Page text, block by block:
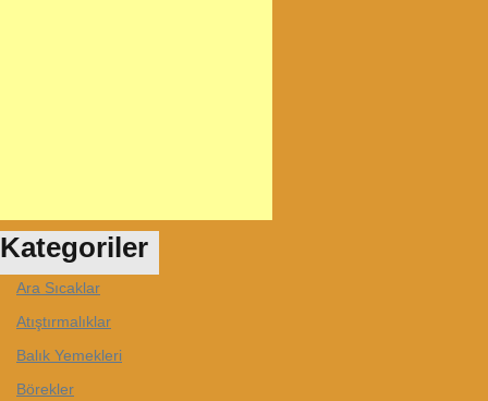
Kategoriler
Ara Sıcaklar
Atıştırmalıklar
Balık Yemekleri
Börekler